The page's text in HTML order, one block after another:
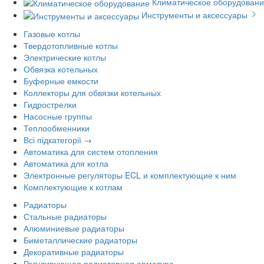
Инструменты и аксессуары
Газовые котлы
Твердотопливные котлы
Электрические котлы
Обвязка котельных
Буферные емкости
Коллекторы для обвязки котельных
Гидрострелки
Насосные группы
Теплообменники
Всі підкатегорії →
Автоматика для систем отопления
Автоматика для котла
Электронные регуляторы ECL и комплектующие к ним
Комплектующие к котлам
Радиаторы
Стальные радиаторы
Алюминиевые радиаторы
Биметаллические радиаторы
Декоративные радиаторы